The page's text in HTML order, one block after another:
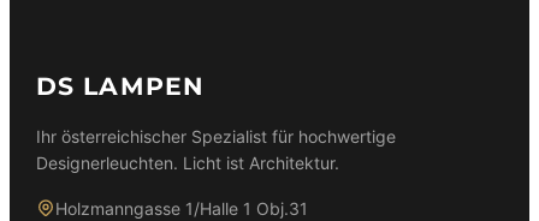
DS LAMPEN
Ihr österreichischer Spezialist für hochwertige
Designerleuchten. Licht ist Architektur.
Holzmanngasse 1/Halle 1 Obj.31